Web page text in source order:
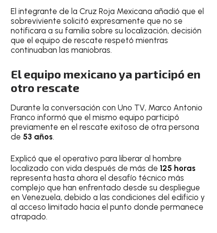
El integrante de la Cruz Roja Mexicana añadió que el
sobreviviente solicitó expresamente que no se
notificara a su familia sobre su localización, decisión
que el equipo de rescate respetó mientras
continuaban las maniobras.
El equipo mexicano ya participó en
otro rescate
Durante la conversación con Uno TV, Marco Antonio
Franco informó que el mismo equipo participó
previamente en el rescate exitoso de otra persona
de 53 años.
Explicó que el operativo para liberar al hombre
localizado con vida después de más de125 horas
representa hasta ahora el desafío técnico más
complejo que han enfrentado desde su despliegue
en Venezuela, debido a las condiciones del edificio y
al acceso limitado hacia el punto donde permanece
atrapado.